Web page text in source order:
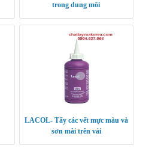
trong dung môi
LACOL- Tẩy các vết mực màu và
sơn mài trên vải